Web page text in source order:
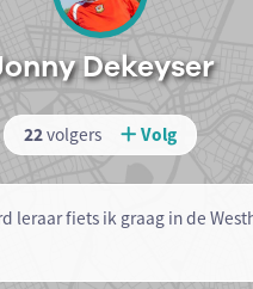
Dekeyser
22volgers Volg
leraar fiets ik graag in de